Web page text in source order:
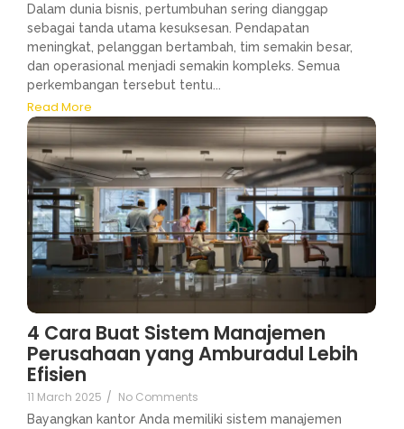
Dalam dunia bisnis, pertumbuhan sering dianggap
sebagai tanda utama kesuksesan. Pendapatan
meningkat, pelanggan bertambah, tim semakin besar,
dan operasional menjadi semakin kompleks. Semua
perkembangan tersebut tentu...
Read More
4 Cara Buat Sistem Manajemen
Perusahaan yang Amburadul Lebih
Efisien
11 March 2025 / No Comments
Bayangkan kantor Anda memiliki sistem manajemen